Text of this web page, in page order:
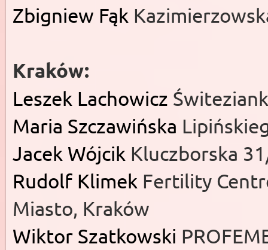
Zbigniew Fąk
Kraków:
Leszek Lachowicz
Maria Szczawińska
Jacek Wójcik Kluczborska
Rudolf Klimek Fertility
Miasto, Kraków
Wiktor Szatkowski